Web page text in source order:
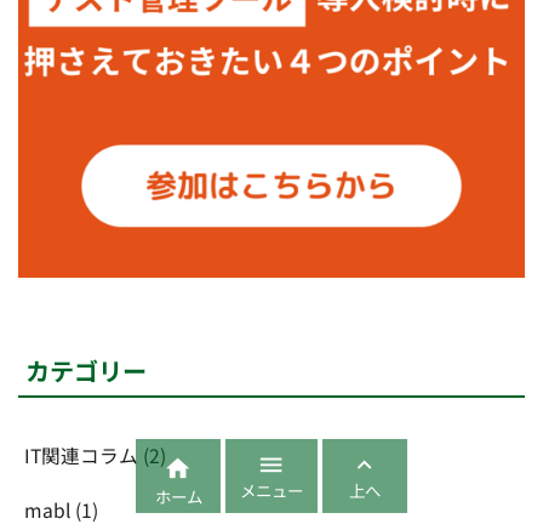
カテゴリー
IT関連コラム (2)
mabl (1)

ホーム

メニュー

上へ